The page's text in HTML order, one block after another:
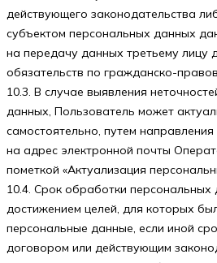
действующего законодательства
субъектом персональных данных
на передачу данных третьему лицу
обязательств по гражданско-
10.3. В случае выявления
данных, Пользователь может
самостоятельно, путем
на адрес электронной почты
пометкой «Актуализация
10.4. Срок обработки персональных
достижением целей, для которых
персональные данные, если иной
договором или действующим